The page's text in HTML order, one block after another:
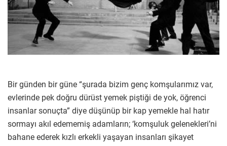
Bir günden bir güne “şurada bizim genç komşularımız var,
evlerinde pek doğru dürüst yemek piştiği de yok, öğrenci
insanlar sonuçta” diye düşünüp bir kap yemekle hal hatır
sormayı akıl edememiş adamların; ‘komşuluk gelenekleri’ni
bahane ederek kızlı erkekli yaşayan insanları şikayet